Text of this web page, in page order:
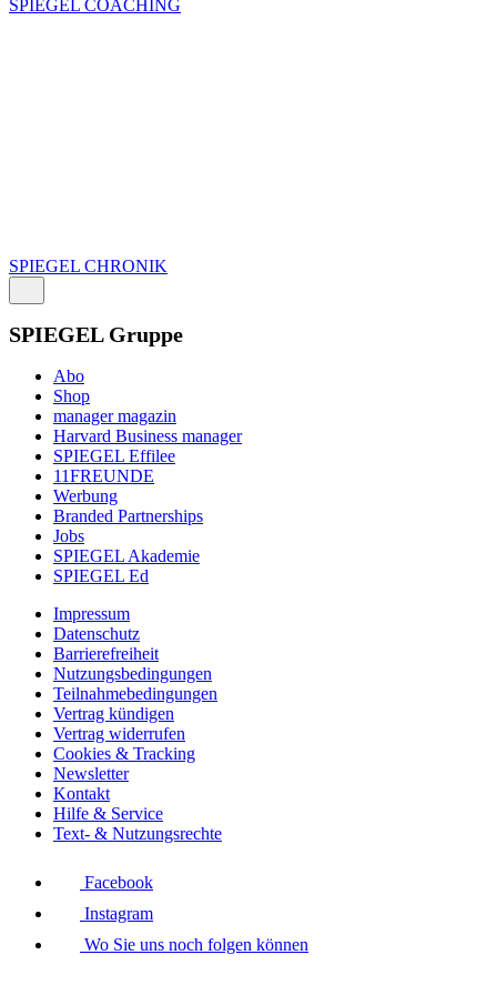
SPIEGEL COACHING
SPIEGEL CHRONIK
SPIEGEL Gruppe
Abo
Shop
manager magazin
Harvard Business manager
SPIEGEL Effilee
11FREUNDE
Werbung
Branded Partnerships
Jobs
SPIEGEL Akademie
SPIEGEL Ed
Impressum
Datenschutz
Barrierefreiheit
Nutzungsbedingungen
Teilnahmebedingungen
Vertrag kündigen
Vertrag widerrufen
Cookies & Tracking
Newsletter
Kontakt
Hilfe & Service
Text- & Nutzungsrechte
Facebook
Instagram
Wo Sie uns noch folgen können